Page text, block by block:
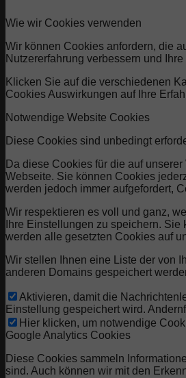
Wie wir Cookies verwenden
Wir können Cookies anfordern, die
Nutzererfahrung verbessern und
Klicken Sie auf die verschiedenen
Cookies Auswirkungen auf Ihre
Notwendige Website Cookies
Diese Cookies sind unbedingt
Da diese Cookies für die auf
Webseite. Sie können Cookies
werden jedoch immer aufgefordert,
Wir respektieren es voll und ganz,
Ihre Einstellungen zu speichern.
werden alle gesetzten Cookies auf
Wir stellen Ihnen eine Liste der von
anderen Domains gespeichert
Aktivieren, damit die
Einstellung gespeichert wird.
Hier klicken, um notwendige
Google Analytics Cookies
Diese Cookies sammeln
sind. Auch können wir mit den